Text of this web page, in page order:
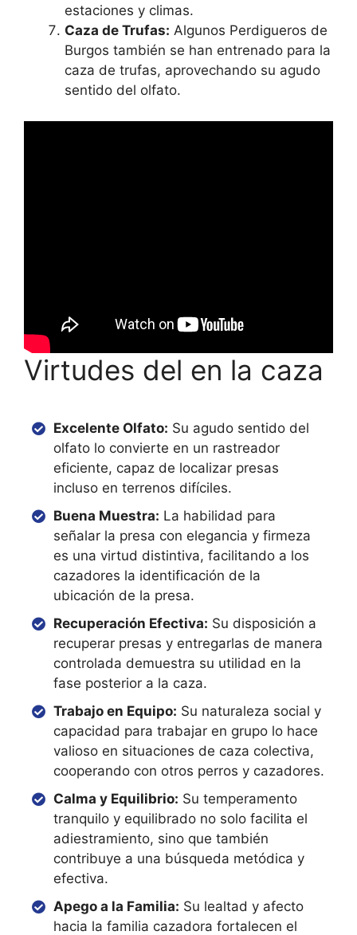
estaciones y climas.
Caza de Trufas: Algunos Perdigueros de
Burgos también se han entrenado para la
caza de trufas, aprovechando su agudo
sentido del olfato.
Virtudes del en la caza
Excelente Olfato: Su agudo sentido del
olfato lo convierte en un rastreador
eficiente, capaz de localizar presas
incluso en terrenos difíciles.
Buena Muestra: La habilidad para
señalar la presa con elegancia y firmeza
es una virtud distintiva, facilitando a los
cazadores la identificación de la
ubicación de la presa.
Recuperación Efectiva: Su disposición a
recuperar presas y entregarlas de manera
controlada demuestra su utilidad en la
fase posterior a la caza.
Trabajo en Equipo: Su naturaleza social y
capacidad para trabajar en grupo lo hace
valioso en situaciones de caza colectiva,
cooperando con otros perros y cazadores.
Calma y Equilibrio: Su temperamento
tranquilo y equilibrado no solo facilita el
adiestramiento, sino que también
contribuye a una búsqueda metódica y
efectiva.
Apego a la Familia: Su lealtad y afecto
hacia la familia cazadora fortalecen el